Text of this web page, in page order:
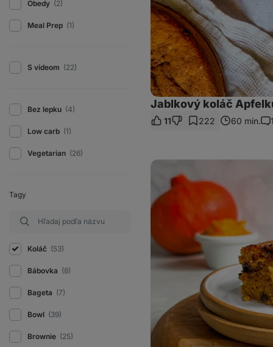
Obedy (2)
Meal Prep (1)
S videom (22)
Bez lepku (4)
Low carb (1)
Vegetarian (26)
Tagy
Koláč (53)
Bábovka (8)
Bageta (7)
Bowl (39)
Brownie (25)
Jablkový koláč
11 222 60 min. 1
Tekvicové
bezlepkové
čokoládou